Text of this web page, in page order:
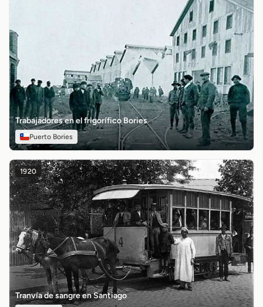
Trabajadores en el frigorífico Bories
Puerto Bories
1920
Tranvía de sangre en Santiago